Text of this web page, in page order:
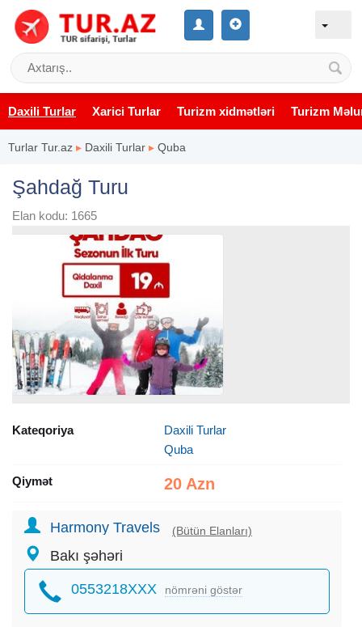
Daxili Turlar Xarici Turlar Turizm xidmətləri Turizm
Turlar Tur.az ▸ Daxili Turlar ▸ Quba
Şahdağ Turu
Elan kodu: 1665
Kateqoriya
Daxili Turlar
Quba
Qiymət 20 Azn
Harmony Travels (Bütün Elanları)
Bakı şəhəri
0553218XXX nömrəni göstər